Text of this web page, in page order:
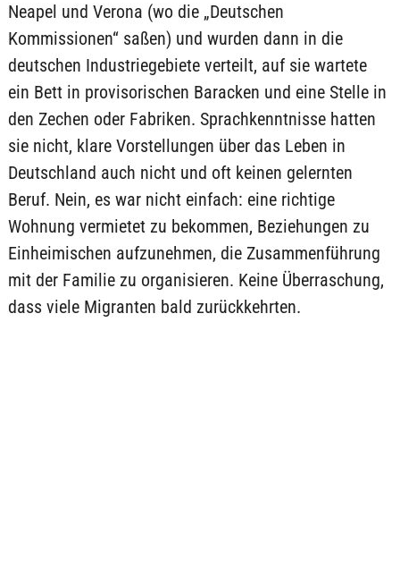
Neapel und Verona (wo die „Deutschen
Kommissionen“ saßen) und wurden dann in die
deutschen Industriegebiete verteilt, auf sie wartete
ein Bett in provisorischen Baracken und eine Stelle in
den Zechen oder Fabriken. Sprachkenntnisse hatten
sie nicht, klare Vorstellungen über das Leben in
Deutschland auch nicht und oft keinen gelernten
Beruf. Nein, es war nicht einfach: eine richtige
Wohnung vermietet zu bekommen, Beziehungen zu
Einheimischen aufzunehmen, die Zusammenführung
mit der Familie zu organisieren. Keine Überraschung,
dass viele Migranten bald zurückkehrten.